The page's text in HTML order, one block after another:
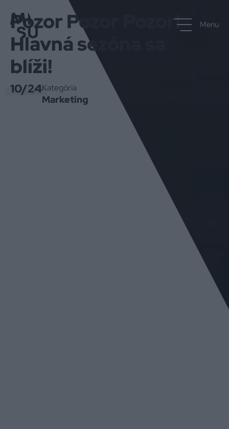
Menu
Pozor Pozor Pozor!
Hlavná sezóna sa
blíži!
10/24Kategória
Marketing